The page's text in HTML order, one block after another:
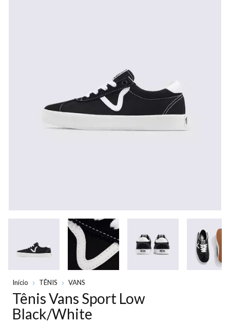
Início TÊNIS VANS
Tênis Vans Sport Low
Black/White